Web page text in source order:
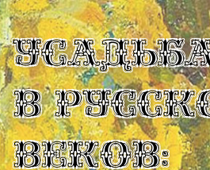
В
ВЕКОВ: